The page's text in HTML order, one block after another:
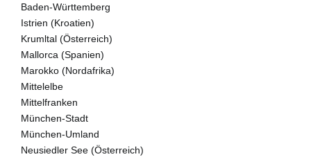
Baden-Württemberg
Istrien (Kroatien)
Krumltal (Österreich)
Mallorca (Spanien)
Marokko (Nordafrika)
Mittelelbe
Mittelfranken
München-Stadt
München-Umland
Neusiedler See (Österreich)